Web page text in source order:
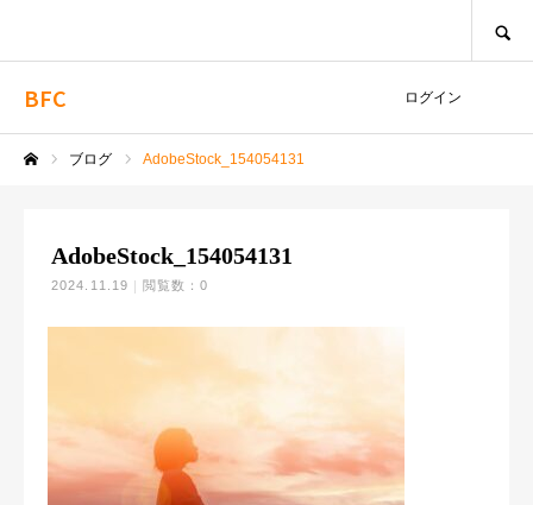
BFC ログイン
ブログ AdobeStock_154054131
AdobeStock_154054131
2024.11.19 閲覧数：0